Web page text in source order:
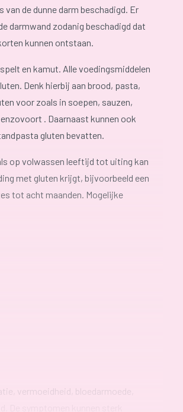
de dunne darm beschadigd. Er
darmwand zodanig beschadigd dat
kunnen ontstaan.
en kamut. Alle voedingsmiddelen
Denk hierbij aan brood, pasta,
voor zoals in soepen, sauzen,
. Daarnaast kunnen ook
gluten bevatten.
op volwassen leeftijd tot uiting kan
met gluten krijgt, bijvoorbeeld een
tot acht maanden. Mogelijke
vermoeidheid, bloedarmoede,